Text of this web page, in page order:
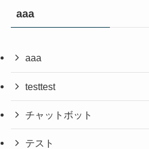
aaa
aaa
testtest
チャットボット
テスト